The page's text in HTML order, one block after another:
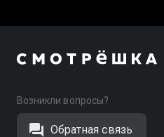
Возникли вопросы?
Обратная связь